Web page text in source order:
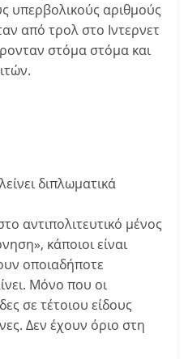
υπερβολικούς αριθμούς
από τρολ στο Ιντερνετ
στόμα στόμα και
διπλωματικά
αντιπολιτευτικό μένος
κάποιοι είναι
οποιαδήποτε
Μόνο που οι
σε τέτοιου είδους
Δεν έχουν όριο στη